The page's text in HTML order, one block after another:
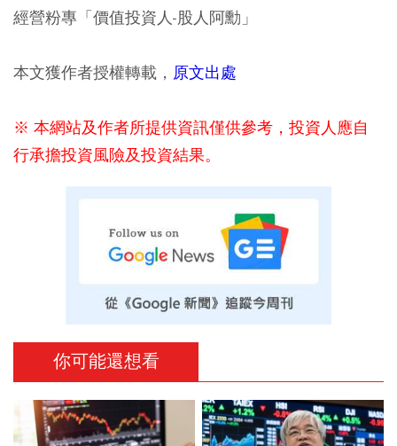
經營粉專「價值投資人-股人阿勳」
本文獲作者授權轉載， 原文出處
※ 本網站及作者所提供資訊僅供參考，投資人應自
行承擔投資風險及投資結果。
你可能還想看